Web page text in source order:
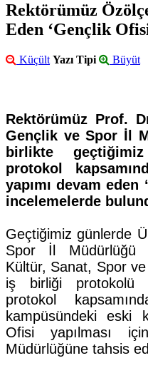
Rektörümüz
Eden ‘Gençlik
Küçült Yazı Tipi Büyüt
Rektörümüz Prof.
Gençlik ve Spor İl
birlikte
protokol
yapımı devam
incelemelerde
Geçtiğimiz günlerde
Spor İl Müdürlüğü
Kültür, Sanat, Spor
iş birliği protokolü
protokol
kampüsündeki eski
Ofisi yapılması
Müdürlüğüne tahsis